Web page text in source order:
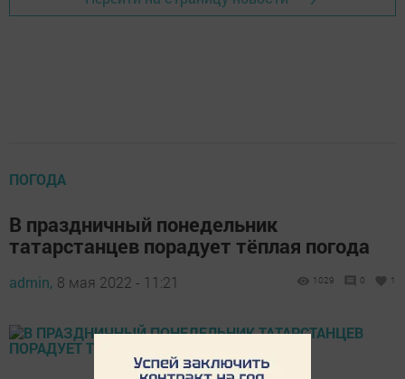
ПОГОДА
В праздничный понедельник
татарстанцев порадует тёплая погода
admin, 8 мая 2022 - 11:21 1029 0 1